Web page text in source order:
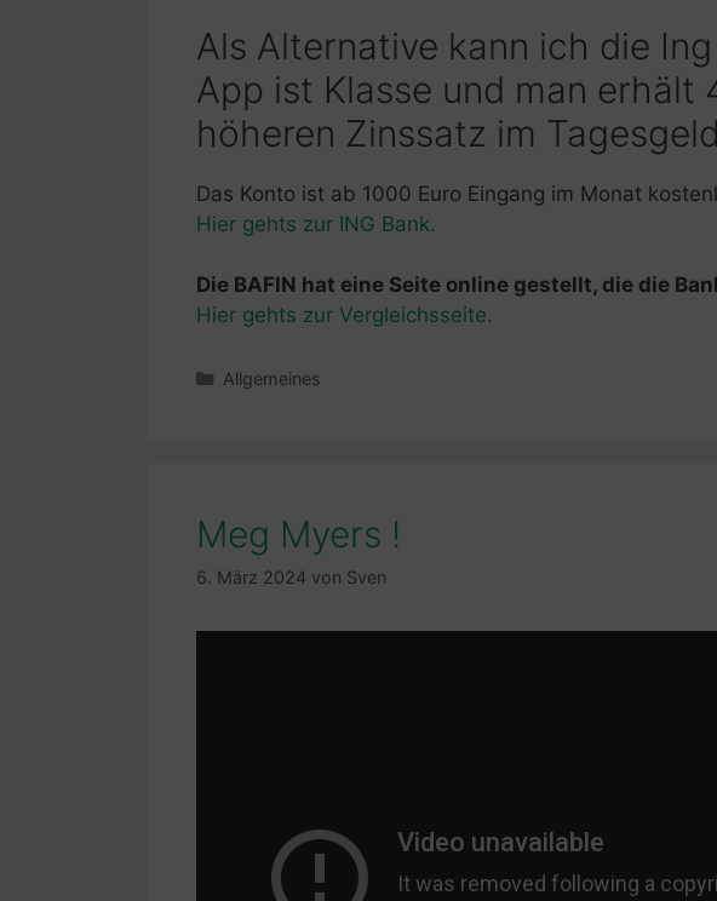
Als Alternative kann ich die
App ist Klasse und man erhält
höheren Zinssatz im
Das Konto ist ab 1000 Euro Eingang im Monat
Hier gehts zur ING Bank.
Die BAFIN hat eine Seite online gestellt, die die
Hier gehts zur Vergleichsseite.
Kategorien
Allgemeines
Meg Myers !
6. März 2024 von Sven